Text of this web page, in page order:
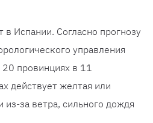
Испании. Согласно прогнозу
управления
провинциях в 11
действует желтая или
из-за ветра, сильного дождя